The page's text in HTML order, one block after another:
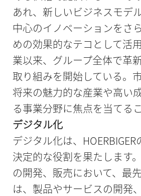
あれ、新しいビジネスモデ
中心のイノベーションをさ
めの効果的なテコとして活
業以来、グループ全体で革
取り組みを開始している。
将来の魅力的な産業や高い
る事業分野に焦点を当てる
デジタル化
デジタル化は、
決定的な役割を果たします
の開発、販売において、最
は、製品やサービスの開発